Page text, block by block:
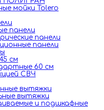
мойки Tolero
панели
панели
панели
см
60 см
СВЧ
вытяжки
вытяжки
и подшкафные